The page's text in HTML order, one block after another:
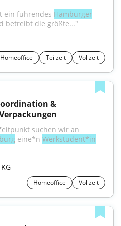
ein führendes Hamburger
betreibt die größte..."
Homeoffice Teilzeit Vollzeit
&
suchen wir an
eine*n Werkstudent*in
Homeoffice Vollzeit